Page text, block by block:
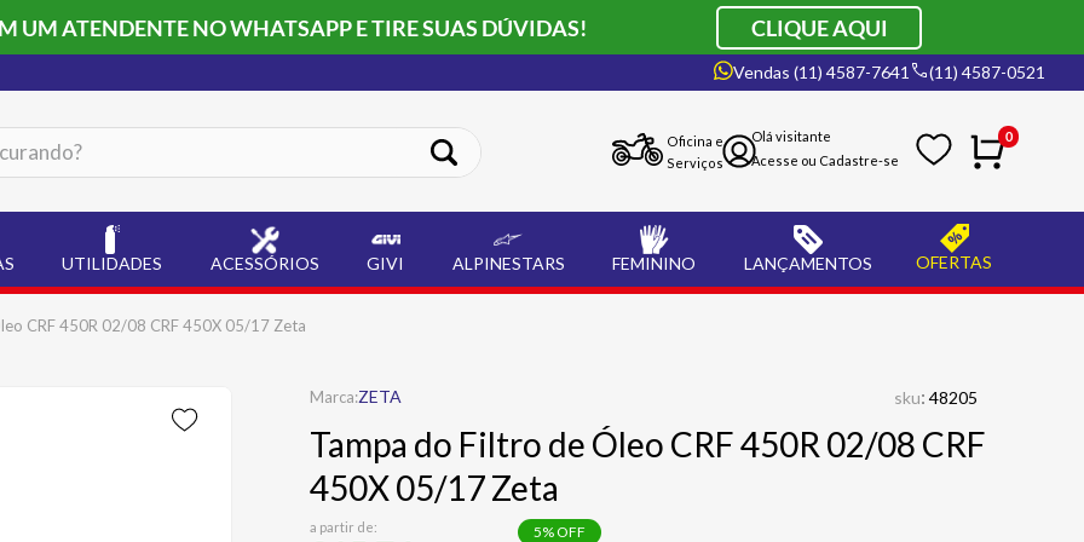
UM ATENDENTE NO WHATSAPP E TIRE SUAS DÚVIDAS! CLIQUE AQUI
Vendas (11) 4587-7641 (11) 4587-0521
Oficina e
Serviços
0
UTILIDADES ACESSÓRIOS GIVI ALPINESTARS FEMININO LANÇAMENTOS OFERTAS
CRF 450R 02/08 CRF 450X 05/17 Zeta
ZETA sku: 48205
Tampa do Filtro de Óleo CRF 450R 02/08 CRF
450X 05/17 Zeta
a partir de: 5% OFF